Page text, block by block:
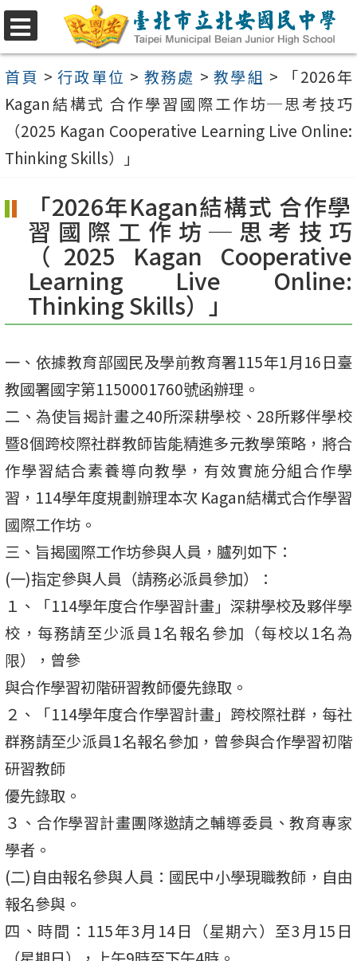
選
單
跳
至
主
要
容
首頁 >行政單位 > 教務處 >教學組 >
「2026年
Kagan結構式 合作學習國際工作坊─思考技巧
（2025 Kagan Cooperative Learning Live Online:
Thinking Skills）」
「2026年Kagan結構式 合作學
習國際工作坊─思考技巧
（2025 Kagan Cooperative
Learning Live Online:
Thinking Skills）」
一、依據教育部國民及學前教育署115年1月16日臺
教國署國字第1150001760號函辦理。
二、為使旨揭計畫之40所深耕學校、28所夥伴學校
暨8個跨校際社群教師皆能精進多元教學策略，將合
作學習結合素養導向教學，有效實施分組合作學
習，114學年度規劃辦理本次 Kagan結構式合作學習
國際工作坊。
三、旨揭國際工作坊參與人員，臚列如下：
(一)指定參與人員（請務必派員參加）：
１、「114學年度合作學習計畫」深耕學校及夥伴學
校，每務請至少派員1名報名參加（每校以1名為
限），曾參
與合作學習初階研習教師優先錄取。
２、「114學年度合作學習計畫」跨校際社群，每社
群務請至少派員1名報名參加，曾參與合作學習初階
研習教師
優先錄取。
３、合作學習計畫團隊邀請之輔導委員、教育專家
學者。
(二)自由報名參與人員：國民中小學現職教師，自由
報名參與。
四、時間：115年3月14日（星期六）至3月15日